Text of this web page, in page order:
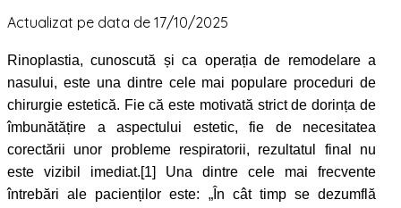
Actualizat pe data de 17/10/2025
Rinoplastia, cunoscută și ca operația de remodelare a
nasului, este una dintre cele mai populare proceduri de
chirurgie estetică. Fie că este motivată strict de dorința de
îmbunătățire a aspectului estetic, fie de necesitatea
corectării unor probleme respiratorii, rezultatul final nu
este vizibil imediat.[1] Una dintre cele mai frecvente
întrebări ale pacienților este: „În cât timp se dezumflă